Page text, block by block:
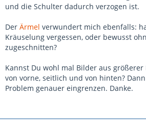
und die Schulter dadurch verzogen ist.
Der Ärmel verwundert mich ebenfalls:
Kräuselung vergessen, oder bewusst
zugeschnitten?
Kannst Du wohl mal Bilder aus
von vorne, seitlich und von hinten?
Problem genauer eingrenzen. Danke.